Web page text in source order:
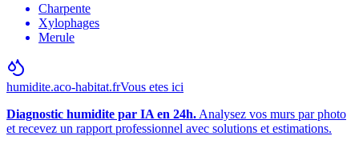
Charpente
Xylophages
Merule
humidite.aco-habitat.frVous etes ici
Diagnostic humidite par IA en 24h.Analysez vos murs par photo
et recevez un rapport professionnel avec solutions et estimations.